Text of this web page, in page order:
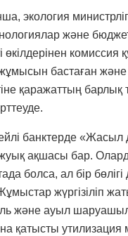
экология
және
өкілдерінен комиссия
бастаған
қаражаттың барлық
банктерде
ақшасы бар.
болса, ал бір
жүргізіліп
және ауыл
қатысты утилизация